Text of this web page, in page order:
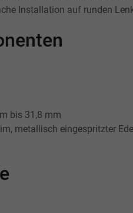
Installation auf runden
bis 31,8 mm
metallisch eingespritzter